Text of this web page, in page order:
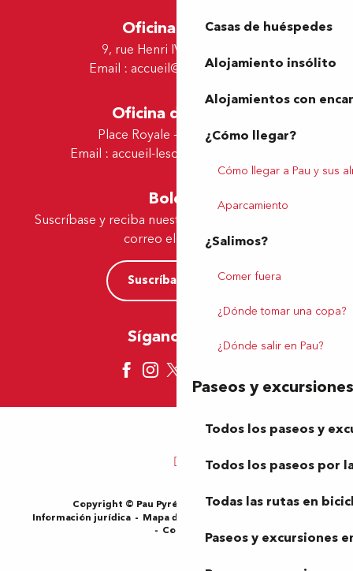
Casas de huéspedes
Alojamiento insólito
Alojamientos con
¿Cómo llegar?
Cómo llegar a Pau y sus
Aparcamiento
¿Salimos?
Comer fuera
¿Dónde tomar una copa?
¿Dónde salir en Pau?
Paseos y excursiones
Todos los paseos y
Todos los paseos por
Todas las rutas en
Paseos y excursiones
Oficina de Pau
9, rue Henri IV - 64000 Pau
Email : accueil@tourismepau.fr
Oficina de Lescar
Place Royale - 64230 Lescar
Email : accueil-lescar@tourismepau.fr
Boletín
Suscríbase y reciba nuestras ofertas y noticias por
correo electrónico
Suscríbase ahora
Síganos aquí
Copyright © Pau Pyrénées Tourisme 2024
Información jurídica
Mapa del sitio
Cookies